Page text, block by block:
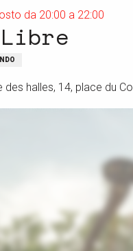
da 20:00 a 22:00
Libre
des halles, 14, place du